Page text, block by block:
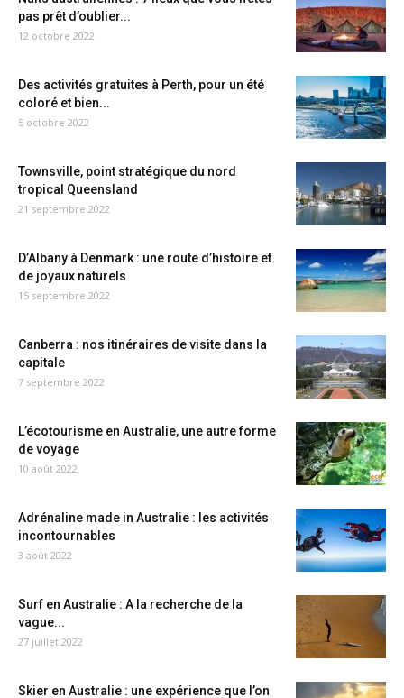
pas prêt d’oublier...
12 octobre 2022
Des activités gratuites à Perth, pour un été
coloré et bien...
5 octobre 2022
Townsville, point stratégique du nord
tropical Queensland
21 septembre 2022
D’Albany à Denmark : une route d’histoire et
de joyaux naturels
15 septembre 2022
Canberra : nos itinéraires de visite dans la
capitale
7 septembre 2022
L’écotourisme en Australie, une autre forme
de voyage
10 août 2022
Adrénaline made in Australie : les activités
incontournables
3 août 2022
Surf en Australie : A la recherche de la
vague...
27 juillet 2022
Skier en Australie : une expérience que l’on